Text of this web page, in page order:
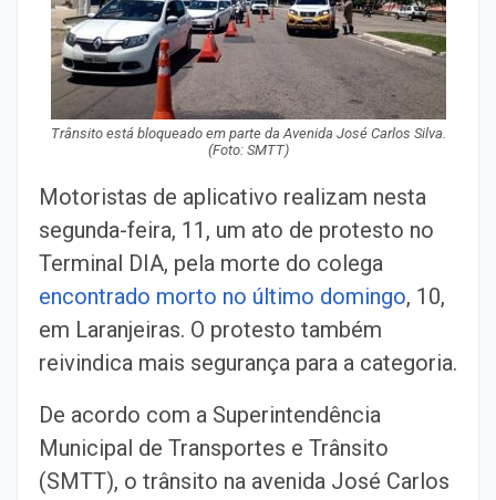
Trânsito está bloqueado em parte da Avenida José Carlos Silva.
(Foto: SMTT)
Motoristas de aplicativo realizam nesta
segunda-feira, 11, um ato de protesto no
Terminal DIA, pela morte do colega
encontrado morto no último domingo, 10,
em Laranjeiras. O protesto também
reivindica mais segurança para a categoria.
De acordo com a Superintendência
Municipal de Transportes e Trânsito
(SMTT), o trânsito na avenida José Carlos